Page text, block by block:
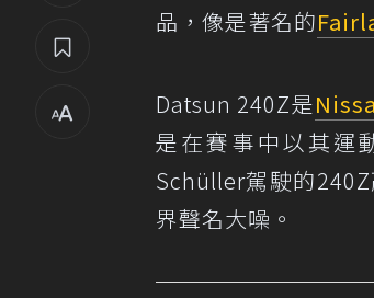
品，像是著名的
Datsun 240Z是
是在賽事中以其運
Schüller駕駛的
界聲名大噪。